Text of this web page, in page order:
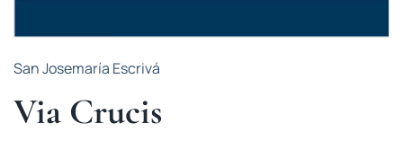
San Josemaría Escrivá
Via Crucis